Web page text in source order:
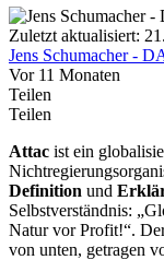
Zuletzt aktualisiert:
Jens Schumacher -
Vor 11 Monaten
Teilen
Teilen
Attac ist ein
Definition und
Selbstverständnis:
Natur vor Profit!“.
von unten, getragen